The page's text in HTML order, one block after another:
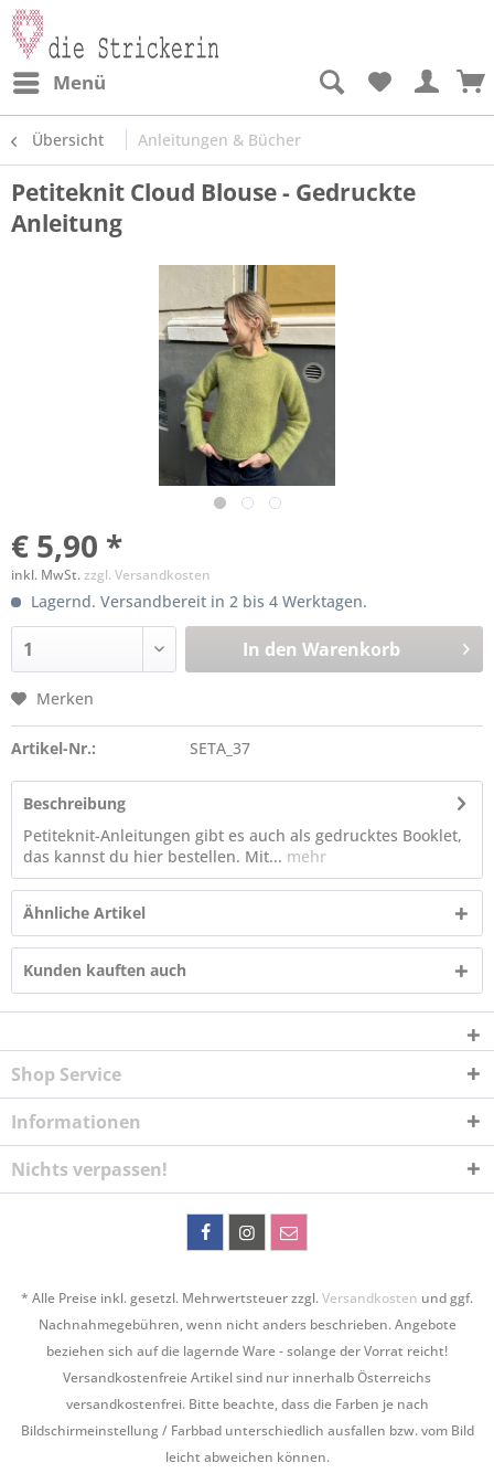
Menü
Übersicht Anleitungen & Bücher
Petiteknit Cloud Blouse - Gedruckte
Anleitung
€ 5,90 *
inkl. MwSt.zzgl. Versandkosten
Lagernd. Versandbereit in 2 bis 4 Werktagen.
In den Warenkorb
Merken
Artikel-Nr.: SETA_37
Beschreibung
Petiteknit-Anleitungen gibt es auch als gedrucktes Booklet,
das kannst du hier bestellen. Mit... mehr
Ähnliche Artikel
Kunden kauften auch
Shop Service
Informationen
Nichts verpassen!
* Alle Preise inkl. gesetzl. Mehrwertsteuer zzgl.Versandkosten und ggf.
Nachnahmegebühren, wenn nicht anders beschrieben. Angebote
beziehen sich auf die lagernde Ware - solange der Vorrat reicht!
Versandkostenfreie Artikel sind nur innerhalb Österreichs
versandkostenfrei. Bitte beachte, dass die Farben je nach
Bildschirmeinstellung / Farbbad unterschiedlich ausfallen bzw. vom Bild
leicht abweichen können.